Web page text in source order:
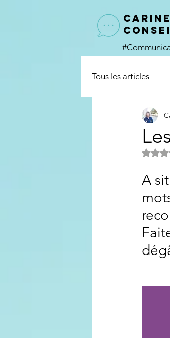
Tous les articles
A